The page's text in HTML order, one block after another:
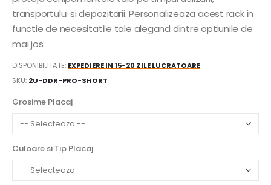
transportului si depozitarii. Personalizeaza acest rack in
functie de necesitatile tale alegand dintre optiunile de
mai jos:
DISPONIBILITATE: EXPEDIERE IN 15-20 ZILE LUCRATOARE
SKU 2U-DDR-PRO-SHORT
Grosime Placaj
Culoare si Tip Placaj